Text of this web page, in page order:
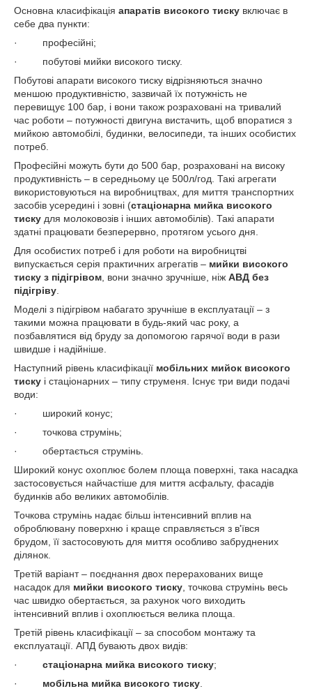
Основна класифікація апаратів високого тиску включає в
себе два пункти:
·
професійні;
·
побутові мийки високого тиску.
Побутові апарати високого тиску відрізняються значно
меншою продуктивністю, зазвичай їх потужність не
перевищує 100 бар, і вони також розраховані на тривалий
час роботи – потужності двигуна вистачить, щоб впоратися з
мийкою автомобілі, будинки, велосипеди, та інших особистих
потреб.
Професійні можуть бути до 500 бар, розраховані на високу
продуктивність – в середньому це 500л/год. Такі агрегати
використовуються на виробництвах, для миття транспортних
засобів усередині і зовні (стаціонарна мийка високого
тиску для молоковозів і інших автомобілів). Такі апарати
здатні працювати безперервно, протягом усього дня.
Для особистих потреб і для роботи на виробництві
випускається серія практичних агрегатів – мийки високого
тиску з підігрівом , вони значно зручніше, ніж АВД без
підігріву
Моделі з підігрівом набагато зручніше в експлуатації – з
такими можна працювати в будь-який час року, а
позбавлятися від бруду за допомогою гарячої води в рази
швидше і надійніше.
Наступний рівень класифікації мобільних мийок високого
тиску і стаціонарних – типу струменя. Існує три види подачі
води:
·
широкий конус;
·
точкова струмінь;
·
обертається струмінь.
Широкий конус охоплює болем площа поверхні, така насадка
застосовується найчастіше для миття асфальту, фасадів
будинків або великих автомобілів.
Точкова струмінь надає більш інтенсивний вплив на
оброблювану поверхню і краще справляється з в'ївся
брудом, її застосовують для миття особливо забруднених
ділянок.
Третій варіант – поєднання двох перерахованих вище
насадок для мийки високого тиску , точкова струмінь весь
час швидко обертається, за рахунок чого виходить
інтенсивний вплив і охоплюється велика площа.
Третій рівень класифікації – за способом монтажу та
експлуатації. АПД бувають двох видів:
·
стаціонарна мийка високого тиску;
·
мобільна мийка високого тиску